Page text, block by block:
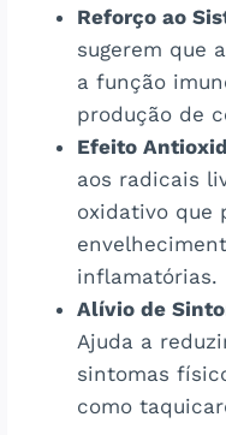
Reforço ao
sugerem que
a função
produção de
Efeito
aos radicais
oxidativo que
inflamatórias.
Alívio de
Ajuda a
sintomas
como